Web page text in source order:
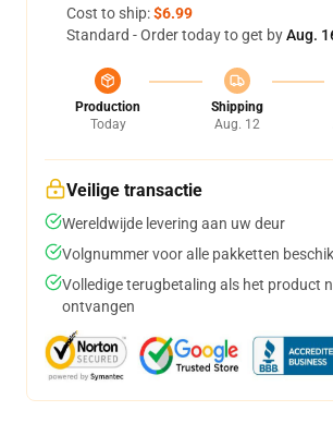
Cost to ship:$6.99
Standard - Order today to get byAug.
Production
Today
Shipping
Aug. 12
Veilige transactie
Wereldwijde levering aan uw deur
Volgnummer voor alle pakketten
Volledige terugbetaling als het product
ontvangen